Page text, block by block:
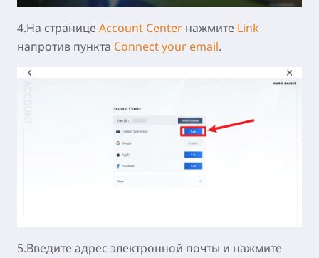
4.На странице Account Center нажмите Link
напротив пункта Connect your email.
5.Введите адрес электронной почты и нажмите